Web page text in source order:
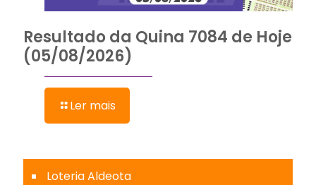
Resultado da Quina 7084 de Hoje
(05/08/2026)
Ler mais
Loteria Aldeota